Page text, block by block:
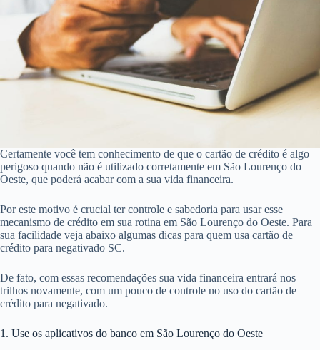
Certamente você tem conhecimento de que o cartão de crédito é algo
perigoso quando não é utilizado corretamente em São Lourenço do
Oeste, que poderá acabar com a sua vida financeira.
Por este motivo é crucial ter controle e sabedoria para usar esse
mecanismo de crédito em sua rotina em São Lourenço do Oeste. Para
sua facilidade veja abaixo algumas dicas para quem usa cartão de
crédito para negativado SC.
De fato, com essas recomendações sua vida financeira entrará nos
trilhos novamente, com um pouco de controle no uso do cartão de
crédito para negativado.
1. Use os aplicativos do banco em São Lourenço do Oeste